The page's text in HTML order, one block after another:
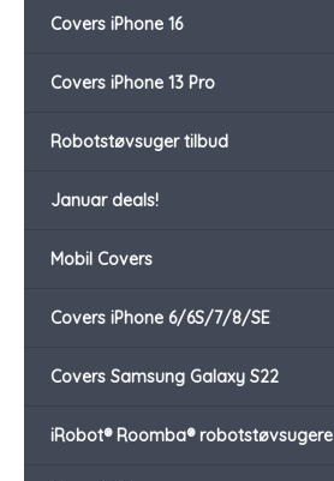
Covers iPhone 16
Covers iPhone 13 Pro
Robotstøvsuger tilbud
Januar deals!
Mobil Covers
Covers iPhone 6/6S/7/8/SE
Covers Samsung Galaxy S22
iRobot® Roomba® robotstøvsugere